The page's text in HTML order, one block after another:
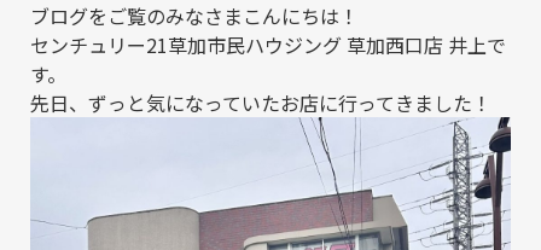
ブログをご覧のみなさまこんにちは！
センチュリー21草加市民ハウジング 草加西口店 井上で
す。
先日、ずっと気になっていたお店に行ってきました！